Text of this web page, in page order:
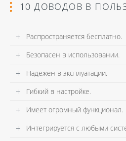
10 ДОВОДОВ В
Распространяется бесплатно.
Безопасен в использовании.
Надежен в эксплуатации.
Гибкий в настройке.
Имеет огромный функционал.
Интегрируется с любыми